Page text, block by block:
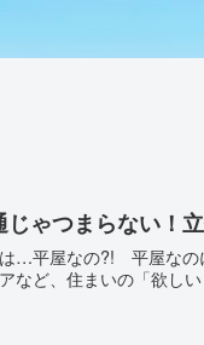
じゃつまらない！
…平屋なの?! 平屋なの
など、住まいの「欲し